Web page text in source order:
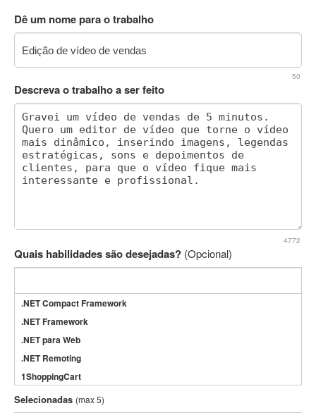
Dê um nome para o trabalho
50
Descreva o trabalho a ser feito
4772
Quais habilidades são desejadas? (Opcional)
.NET Compact Framework
.NET Framework
.NET para Web
.NET Remoting
1ShoppingCart
3DS Max
3GSM
Selecionadas (max 5)